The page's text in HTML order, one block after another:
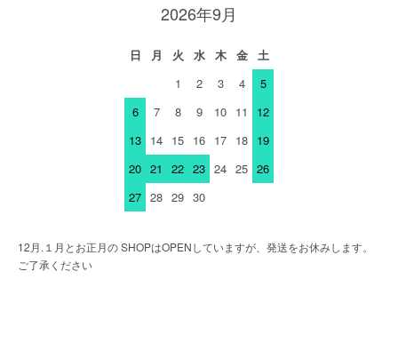
2026年9月
日 月 火 水 木 金
土
1
2 3 4
5
6
7 8 9 10 11
12
13 14 15 16 17 18 19
20 21 22 23 24 25 26
27 28 29 30
12月.１月とお正月の SHOPはOPENしていますが、発送をお休みします。
ご了承ください